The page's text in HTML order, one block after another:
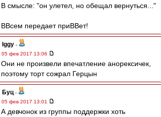
В смысле: "он улетел, но обещал вернуться..."
ВВсем передает приВВет!
Iggy -
05 фев 2017 13:06
Они не произвели впечатление анорексичек,
поэтому торт сожрал Герцын
Буц -
05 фев 2017 13:01
А девчонок из группы поддержки хоть